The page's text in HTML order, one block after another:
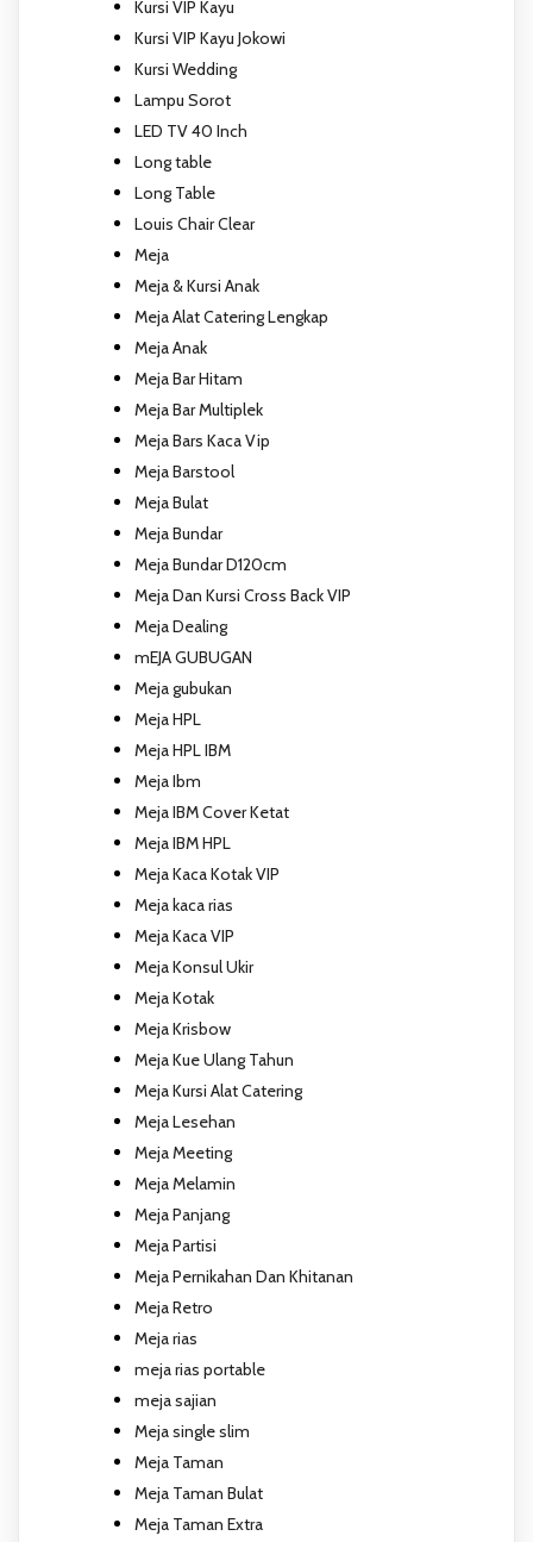
Kursi VIP Kayu
Kursi VIP Kayu Jokowi
Kursi Wedding
Lampu Sorot
LED TV 40 Inch
Long table
Long Table
Louis Chair Clear
Meja
Meja & Kursi Anak
Meja Alat Catering Lengkap
Meja Anak
Meja Bar Hitam
Meja Bar Multiplek
Meja Bars Kaca Vip
Meja Barstool
Meja Bulat
Meja Bundar
Meja Bundar D120cm
Meja Dan Kursi Cross Back VIP
Meja Dealing
mEJA GUBUGAN
Meja gubukan
Meja HPL
Meja HPL IBM
Meja Ibm
Meja IBM Cover Ketat
Meja IBM HPL
Meja Kaca Kotak VIP
Meja kaca rias
Meja Kaca VIP
Meja Konsul Ukir
Meja Kotak
Meja Krisbow
Meja Kue Ulang Tahun
Meja Kursi Alat Catering
Meja Lesehan
Meja Meeting
Meja Melamin
Meja Panjang
Meja Partisi
Meja Pernikahan Dan Khitanan
Meja Retro
Meja rias
meja rias portable
meja sajian
Meja single slim
Meja Taman
Meja Taman Bulat
Meja Taman Extra